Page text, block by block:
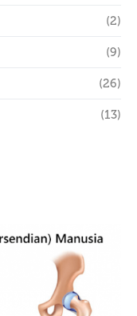
(2)
(9)
(26)
(13)